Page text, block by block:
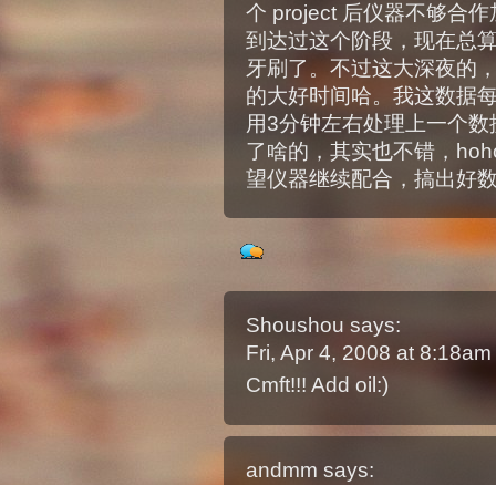
个 project 后仪器不够合
到达过这个阶段，现在总
牙刷了。不过这大深夜的
的大好时间哈。我这数据
用3分钟左右处理上一个
了啥的，其实也不错，
望仪器继续配合，搞出好
Shoushou says:
Fri, Apr 4, 2008 at
Cmft!!! Add oil:)
andmm says: